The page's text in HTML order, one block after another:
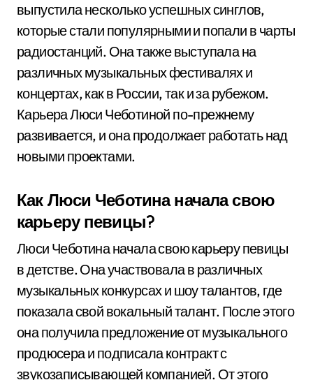
выпустила несколько успешных синглов,
которые стали популярными и попали в чарты
радиостанций. Она также выступала на
различных музыкальных фестивалях и
концертах, как в России, так и за рубежом.
Карьера Люси Чеботиной по-прежнему
развивается, и она продолжает работать над
новыми проектами.
Как Люси Чеботина начала свою
карьеру певицы?
Люси Чеботина начала свою карьеру певицы
в детстве. Она участвовала в различных
музыкальных конкурсах и шоу талантов, где
показала свой вокальный талант. После этого
она получила предложение от музыкального
продюсера и подписала контракт с
звукозаписывающей компанией. От этого